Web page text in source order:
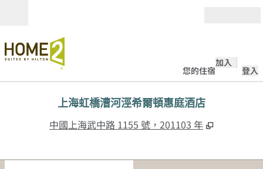
您的住宿
加入
登入
上海虹橋漕河涇希爾頓惠庭酒店
中國上海武中路 1155 號，201103 年 ,